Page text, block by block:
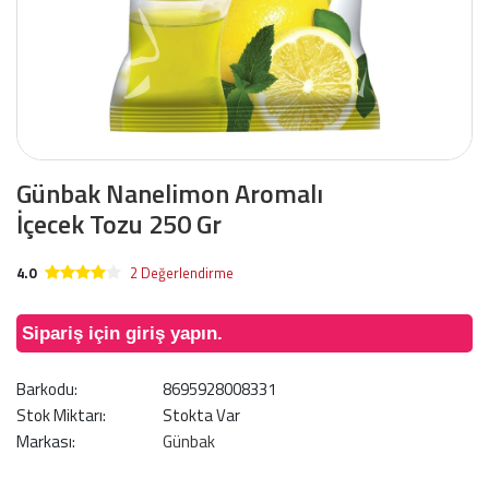
Günbak Nanelimon Aromalı
İçecek Tozu 250 Gr
4.0 2 Değerlendirme
Sipariş için giriş yapın.
Barkodu:
8695928008331
Stok Miktarı:
Stokta Var
Markası:
Günbak